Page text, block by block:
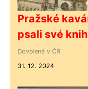
Pražské
psali své
Dovolená v ČR
31. 12. 2024